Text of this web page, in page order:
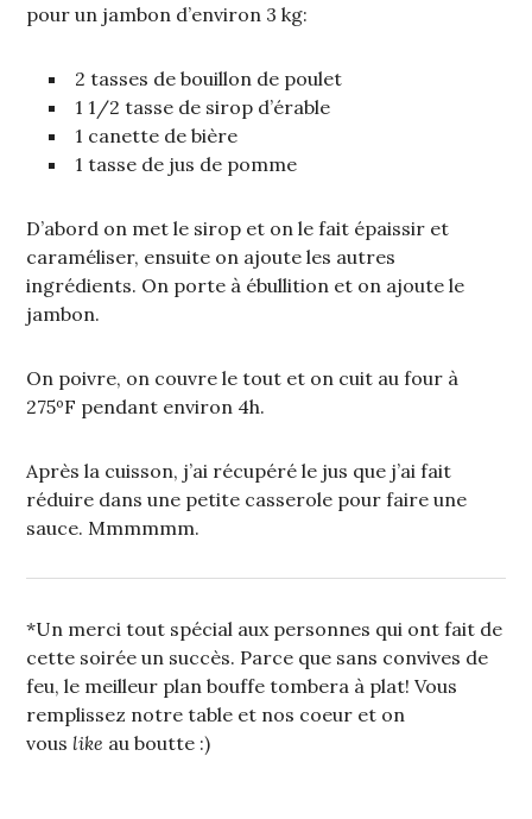
pour un jambon d’environ 3 kg:
2 tasses de bouillon de poulet
1 1/2 tasse de sirop d’érable
1 canette de bière
1 tasse de jus de pomme
D’abord on met le sirop et on le fait épaissir et
caraméliser, ensuite on ajoute les autres
ingrédients. On porte à ébullition et on ajoute le
jambon.
On poivre, on couvre le tout et on cuit au four à
275ºF pendant environ 4h.
Après la cuisson, j’ai récupéré le jus que j’ai fait
réduire dans une petite casserole pour faire une
sauce. Mmmmmm.
*Un merci tout spécial aux personnes qui ont fait de
cette soirée un succès. Parce que sans convives de
feu, le meilleur plan bouffe tombera à plat! Vous
remplissez notre table et nos coeur et on
vous like au boutte :)